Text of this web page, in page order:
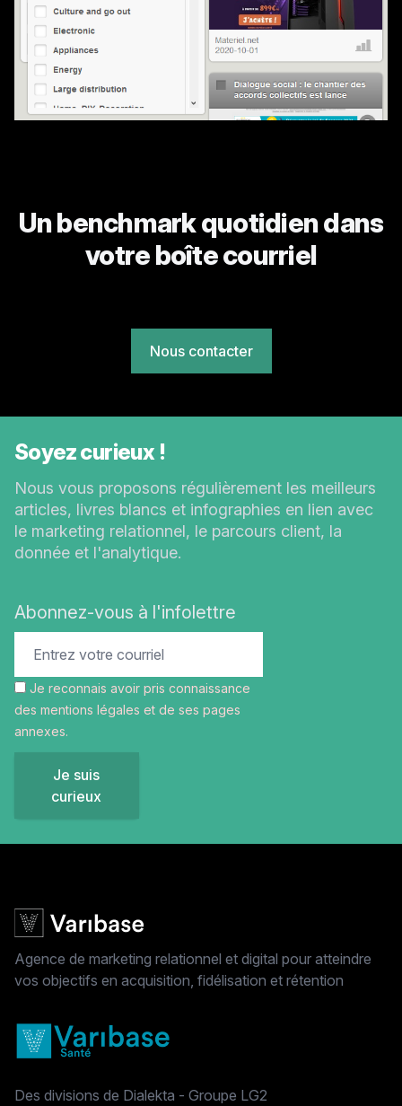
Un benchmark quotidien dans
votre boîte courriel
Nous contacter
Soyez curieux !
Nous vous proposons régulièrement les meilleurs
articles, livres blancs et infographies en lien avec
le marketing relationnel, le parcours client, la
donnée et l'analytique.
Abonnez-vous à l'infolettre
Je reconnais avoir pris connaissance
des mentions légales et de ses pages
annexes.
Je suis
curieux
Agence de marketing relationnel et digital pour atteindre
vos objectifs en acquisition, fidélisation et rétention
Des divisions de Dialekta - Groupe LG2